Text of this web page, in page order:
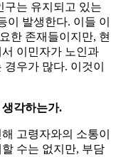
구는 유지되고 있는
이 발생한다. 이들 이
한 존재들이지만, 현
이민자가 노인과
우가 많다. 이것이
각하는가.
고령자와의 소통이
수는 없지만, 부담